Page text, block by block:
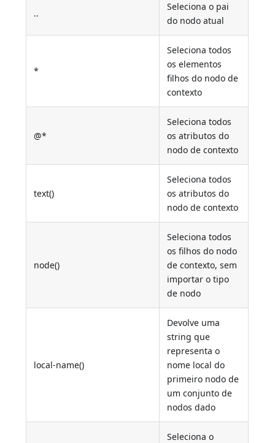
..
Seleciona o pai
do nodo atual
*
Seleciona todos
os elementos
filhos do nodo de
contexto
@*
Seleciona todos
os atributos do
nodo de contexto
text()
Seleciona todos
os atributos do
nodo de contexto
node()
Seleciona todos
os filhos do nodo
de contexto, sem
importar o tipo
de nodo
local-name()
Devolve uma
string que
representa o
nome local do
primeiro nodo de
um conjunto de
nodos dado
Seleciona o